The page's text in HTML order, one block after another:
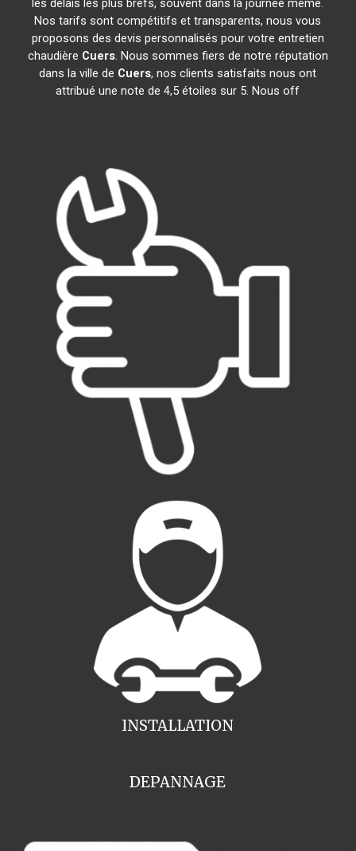
les délais les plus brefs, souvent dans la journée même.
Nos tarifs sont compétitifs et transparents, nous vous
proposons des devis personnalisés pour votre entretien
chaudière Cuers. Nous sommes fiers de notre réputation
dans la ville de Cuers, nos clients satisfaits nous ont
attribué une note de 4,5 étoiles sur 5. Nous off
INSTALLATION
DEPANNAGE